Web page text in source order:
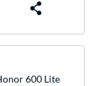
600 Lite